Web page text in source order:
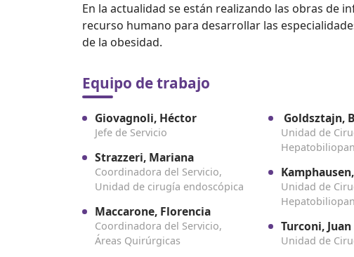
En la actualidad se están realizando las obras de
recurso humano para desarrollar las
de la obesidad.
Equipo de trabajo
Giovagnoli, Héctor
Jefe de Servicio
Strazzeri, Mariana
Coordinadora del Servicio,
Unidad de cirugía endoscópica
Maccarone, Florencia
Coordinadora del Servicio,
Áreas Quirúrgicas
Goldsztajn,
Unidad de
Unidad de
Turconi, Juan
Unidad de